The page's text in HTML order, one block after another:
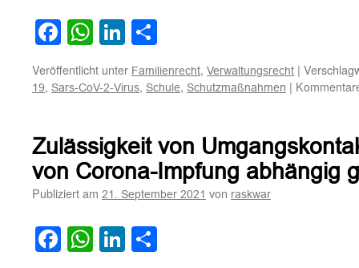
Facebook
WhatsApp
LinkedIn
Veröffentlicht unter Familienrecht, Verwaltungsrecht |
19, Sars-CoV-2-Virus, Schule, Schutzmaßnahmen |
Zulässigkeit von
von Corona-Impfung abhängig
Publiziert am 21. September 2021 von raskwar
Facebook
WhatsApp
LinkedIn